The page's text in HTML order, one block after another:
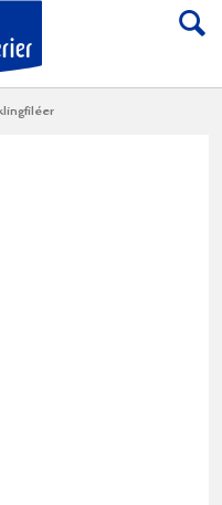
Till Norrmejerier